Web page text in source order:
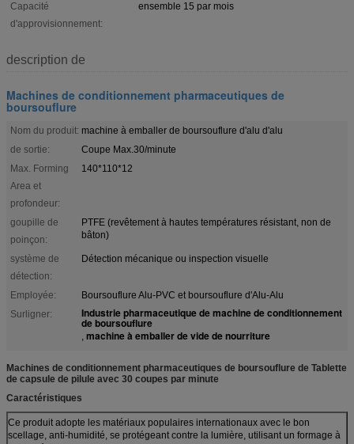
Capacité
d'approvisionnement:
ensemble 15 par mois
description de
Machines de conditionnement pharmaceutiques de
boursouflure
Nom du produit: machine à emballer de boursouflure d'alu d'alu
de sortie:
Coupe Max.30/minute
Max. Forming
Area et
profondeur:
140*110*12
goupille de
poinçon:
PTFE (revêtement à hautes températures résistant, non de
bâton)
système de
détection:
Détection mécanique ou inspection visuelle
Employée:
Boursouflure Alu-PVC et boursouflure d'Alu-Alu
Surligner:
Industrie pharmaceutique de machine de conditionnement
de boursouflure
, machine à emballer de vide de nourriture
Machines de conditionnement pharmaceutiques de boursouflure de Tablette
de capsule de pilule avec 30 coupes par minute
Caractéristiques
Ce produit adopte les matériaux populaires internationaux avec le bon
scellage, anti-humidité, se protégeant contre la lumière, utilisant un formage à